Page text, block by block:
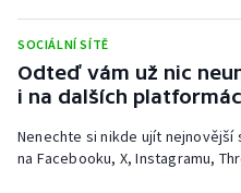
Stolní tenis
Triatlon
Veslování
SOCIÁLNÍ SÍTĚ
Odteď vám už nic
i na dalších
Nenechte si nikde ujít
na Facebooku, X, Instagramu,